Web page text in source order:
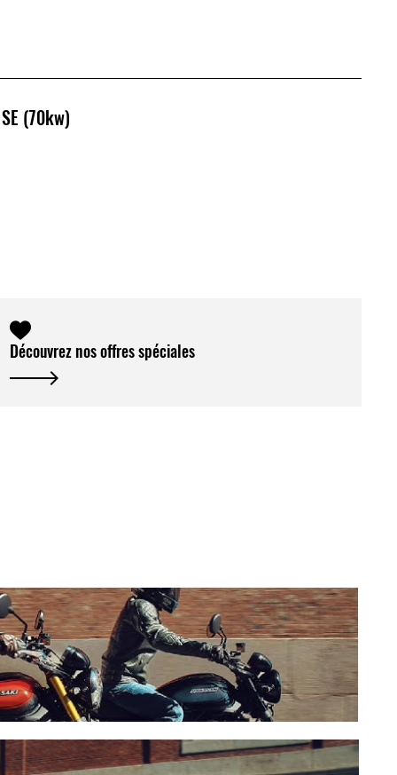
(70kw)
Découvrez nos offres spéciales